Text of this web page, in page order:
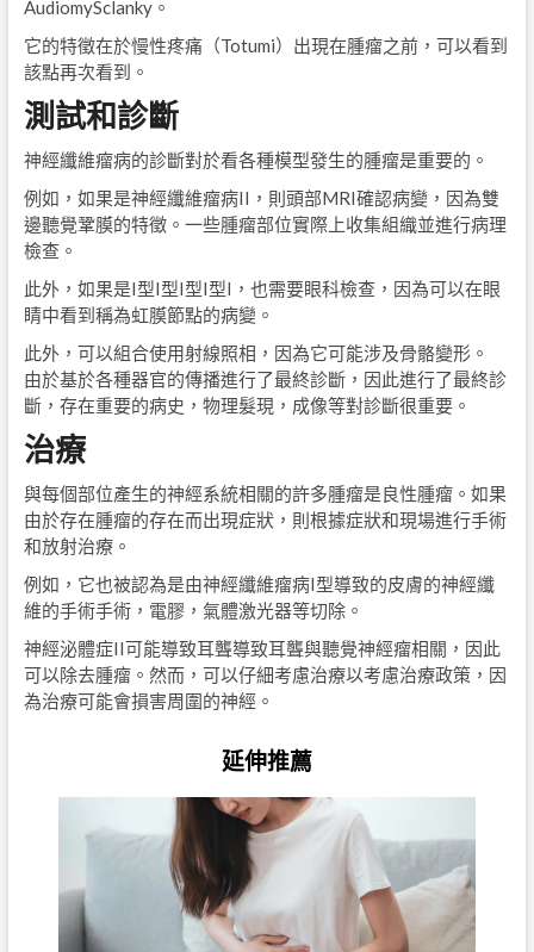
AudiomySclanky。
它的特徵在於慢性疼痛（Totumi）出現在腫瘤之前，可以看到
該點再次看到。
測試和診斷
神經纖維瘤病的診斷對於看各種模型發生的腫瘤是重要的。
例如，如果是神經纖維瘤病II，則頭部MRI確認病變，因為雙
邊聽覺鞏膜的特徵。一些腫瘤部位實際上收集組織並進行病理
檢查。
此外，如果是I型I型I型I型I，也需要眼科檢查，因為可以在眼
睛中看到稱為虹膜節點的病變。
此外，可以組合使用射線照相，因為它可能涉及骨骼變形。
由於基於各種器官的傳播進行了最終診斷，因此進行了最終診
斷，存在重要的病史，物理髮現，成像等對診斷很重要。
治療
與每個部位產生的神經系統相關的許多腫瘤是良性腫瘤。如果
由於存在腫瘤的存在而出現症狀，則根據症狀和現場進行手術
和放射治療。
例如，它也被認為是由神經纖維瘤病I型導致的皮膚的神經纖
維的手術手術，電膠，氣體激光器等切除。
神經泌體症II可能導致耳聾導致耳聾與聽覺神經瘤相關，因此
可以除去腫瘤。然而，可以仔細考慮治療以考慮治療政策，因
為治療可能會損害周圍的神經。
延伸推薦